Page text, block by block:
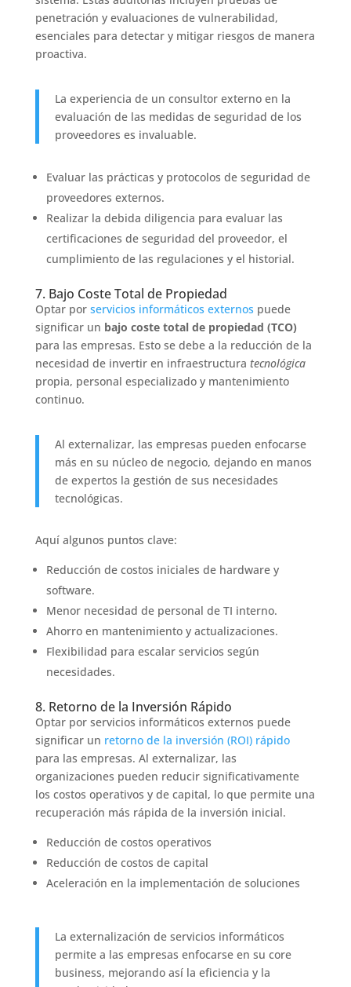
penetración y evaluaciones de vulnerabilidad,
esenciales para detectar y mitigar riesgos de manera
proactiva.
La experiencia de un consultor externo en la
evaluación de las medidas de seguridad de los
proveedores es invaluable.
Evaluar las prácticas y protocolos de seguridad de
proveedores externos.
Realizar la debida diligencia para evaluar las
certificaciones de seguridad del proveedor, el
cumplimiento de las regulaciones y el historial.
7. Bajo Coste Total de Propiedad
Optar por servicios informáticos externos puede
significar un bajo coste total de propiedad (TCO)
para las empresas. Esto se debe a la reducción de la
necesidad de invertir en infraestructura tecnológica
propia, personal especializado y mantenimiento
continuo.
Al externalizar, las empresas pueden enfocarse
más en su núcleo de negocio, dejando en manos
de expertos la gestión de sus necesidades
tecnológicas.
Aquí algunos puntos clave:
Reducción de costos iniciales de hardware y
software.
Menor necesidad de personal de TI interno.
Ahorro en mantenimiento y actualizaciones.
Flexibilidad para escalar servicios según
necesidades.
8. Retorno de la Inversión Rápido
Optar por servicios informáticos externos puede
significar un retorno de la inversión (ROI) rápido
para las empresas. Al externalizar, las
organizaciones pueden reducir significativamente
los costos operativos y de capital, lo que permite una
recuperación más rápida de la inversión inicial.
Reducción de costos operativos
Reducción de costos de capital
Aceleración en la implementación de soluciones
La externalización de servicios informáticos
permite a las empresas enfocarse en su core
business, mejorando así la eficiencia y la